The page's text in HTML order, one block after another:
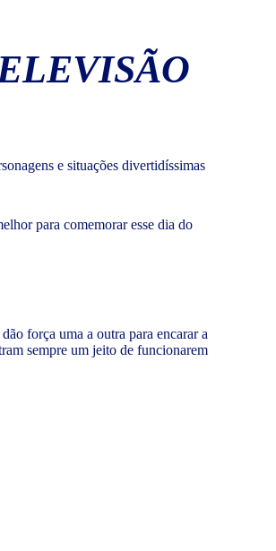
e situações divertidíssimas
para comemorar esse dia do
força uma a outra para encarar a
sempre um jeito de funcionarem